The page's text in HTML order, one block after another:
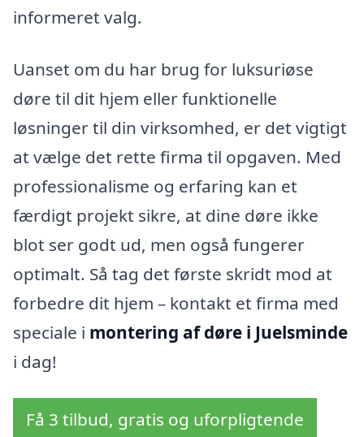
informeret valg.
Uanset om du har brug for luksuriøse
døre til dit hjem eller funktionelle
løsninger til din virksomhed, er det vigtigt
at vælge det rette firma til opgaven. Med
professionalisme og erfaring kan et
færdigt projekt sikre, at dine døre ikke
blot ser godt ud, men også fungerer
optimalt. Så tag det første skridt mod at
forbedre dit hjem – kontakt et firma med
speciale i montering af døre i Juelsminde
i dag!
Få 3 tilbud, gratis og uforpligtende